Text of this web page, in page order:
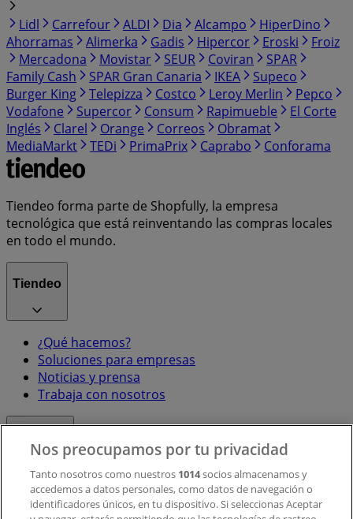
Lidl
Carrefour ALDI Dia Alcampo
HiperDino
Ahorramas
Alimerka Gadis Hipercor Eroski
Froiz
Mercadona
Movistar SEUR Coviran
SPAR
Family Cash
SPAR Gran Canaria IKEA
Supeco
Burger King
Telepizza Costco Leroy Merlin
Pepco
Vodafone
Supercor Consum Rapimueble
El Corte
Inglés
Clarel Orange Correos
Obramat
MediaMarkt
TEDi PrimaPrix Caprabo Conforama
Tiendeo forma parte de Shopfully, la empresa
tecnológica que está reinventando las compras locales
en todo el mundo.
Tiendeo
¿Qué hacemos?
Soluciones para empresas
Noticias y prensa
Trabaja con nosotros
Contacto comercial y de marketing
Tienda mal colocada en el mapa
Nos preocupamos por tu privacidad
Tanto nosotros como nuestros 1014socios almacenamos y
accedemos a datos personales, como datos de navegación o
identificadores únicos, en tu dispositivo. Si seleccionas Aceptar